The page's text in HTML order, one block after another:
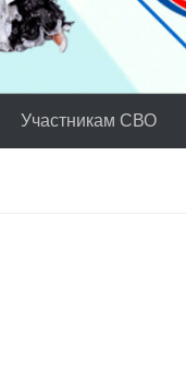
Участникам СВО